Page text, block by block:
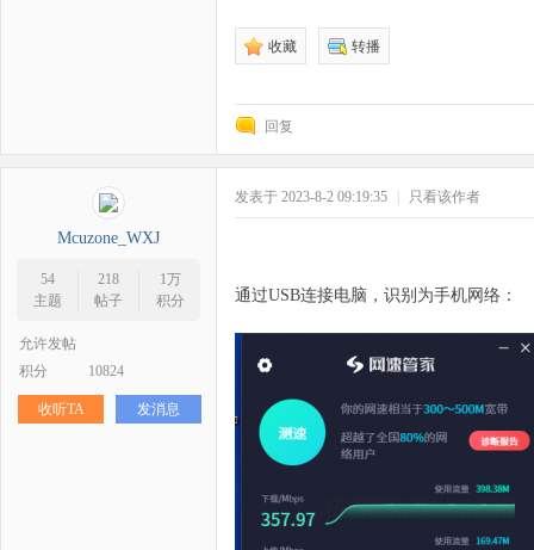
收藏 转播
回复
Mcuzone_WXJ
54
主题
218
帖子
1万
积分
允许发帖
积分
10824
收听TA 发消息
发表于 2023-8-2 09:19:35 只看该作者
通过USB连接电脑，识别为手机网络：